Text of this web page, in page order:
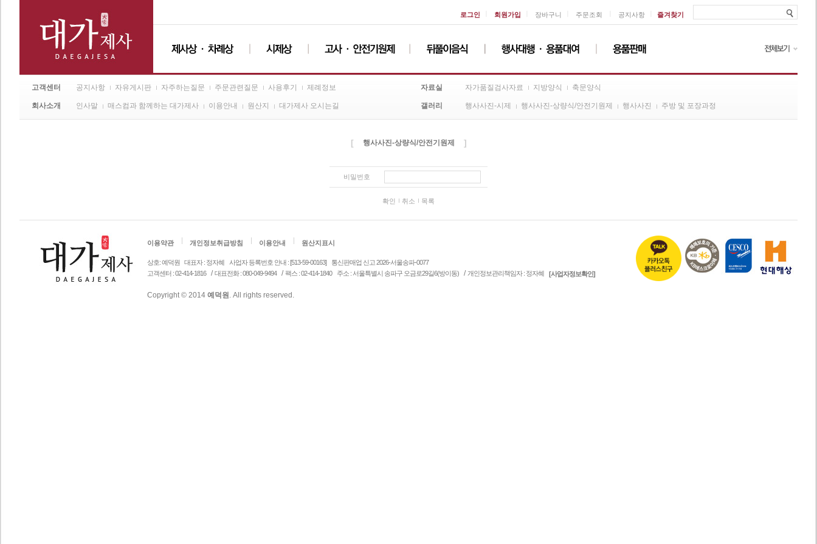
즐겨찾기
로그인 회원가입 장바구니 주문조회 공지사항
고객센터 공지사항 자유게시판 자주하는질문 주문관련질문 사용후기 제례정보 자료실 자가품질검사자료 지방양식 축문양식
회사소개 인사말 매스컴과 함께하는 대가제사 이용안내 원산지 대가제사 오시는길 갤러리 행사사진-시제 행사사진-상량식/안전기원제 행사사진 주방 및 포장과정
[ 행사사진-상량식/안전기원제 ]
비밀번호
확인 취소 목록
이용약관 개인정보취급방침 이용안내 원산지표시
상호: 예덕원 대표자 : 정자혜 사업자 등록번호 안내 : [513-59-00163]
통신판매업 신고 2026-서울송파-0077
고객센터 : 02-414-1816
/대표전화 : 080-049-9494 /팩스 : 02-414-1840 주소 : 서울특별시 송파구 오금로29길6(방이동) / 개인정보관리책임자 : 정자혜 [사업자정보확인]
Copyright © 2014 예덕원 . All rights reserved.